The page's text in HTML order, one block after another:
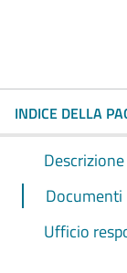
INDICE DELLA
Descrizione
Documenti
Ufficio